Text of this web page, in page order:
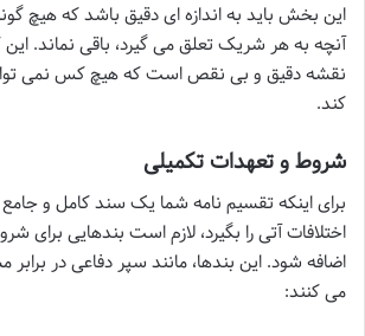
این بخش باید به اندازه ای دقیق باشد که هیچ
آنچه به هر شریک تعلق می گیرد، باقی نماند.
نقشه دقیق و بی نقص است که هیچ کس نمی تواند
کند.
شروط و تعهدات تکمیلی
برای اینکه تقسیم نامه شما یک سند کامل و
اختلافات آتی را بگیرد، لازم است بندهایی برای
اضافه شود. این بندها، مانند سپر دفاعی در
می کنند: